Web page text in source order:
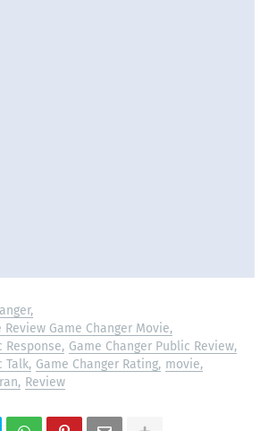
Review Game Changer Movie
Response Game Changer Public Review
Talk Game Changer Rating movie
Review